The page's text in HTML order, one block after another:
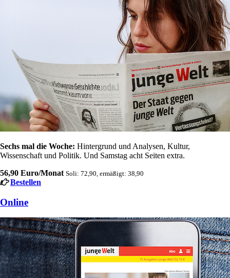
Sechs mal die Woche: Hintergrund und Analysen, Kultur,
Wissenschaft und Politik. Und Samstag acht Seiten extra.
56,90 Euro/Monat Soli: 72,90, ermäßigt: 38,90
Bestellen
Online